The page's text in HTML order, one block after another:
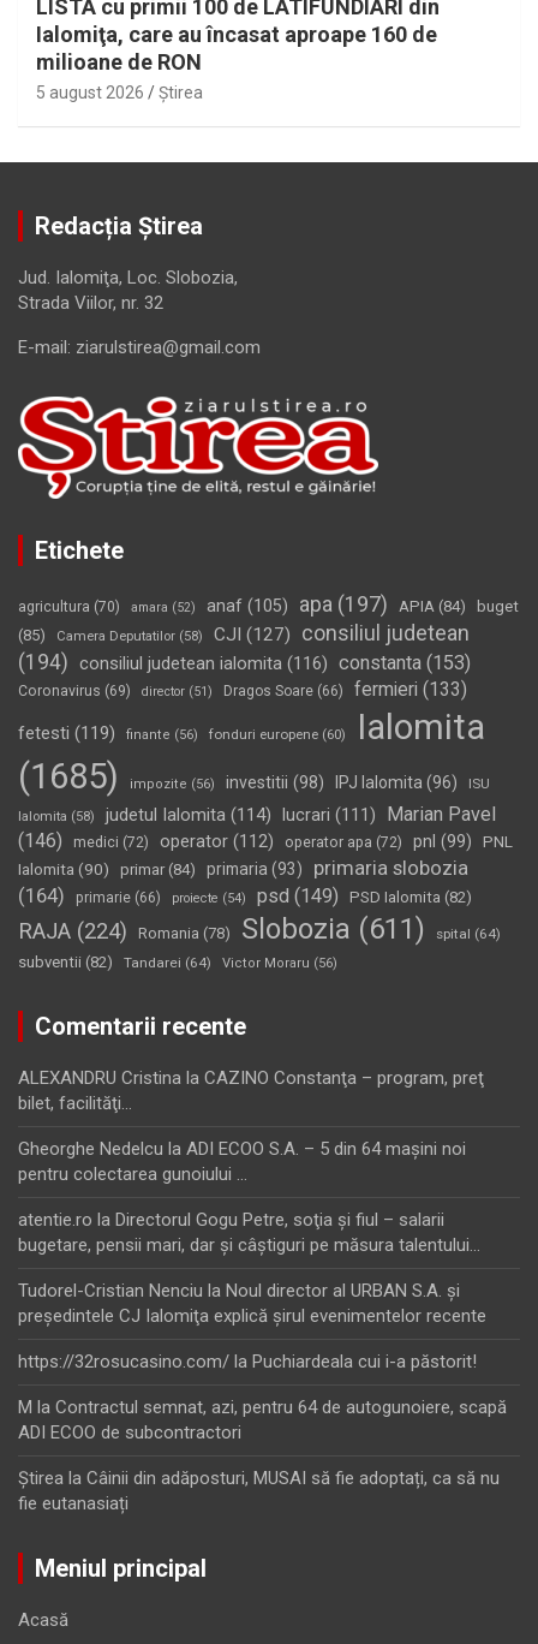
LISTA cu primii 100 de LATIFUNDIARI din
Ialomiţa, care au încasat aproape 160 de
milioane de RON
5 august 2026 Ştirea
Redacția Știrea
Jud. Ialomiţa, Loc. Slobozia,
Strada Viilor, nr. 32
E-mail: ziarulstirea@gmail.com
Etichete
agricultura (70) amara (52) anaf (105) apa (197) APIA (84)
buget
(85)
Camera Deputatilor (58) CJI (127)
consiliul judetean
(194) consiliul judetean ialomita (116) constanta (153)
Coronavirus (69) director (51) Dragos Soare (66) fermieri (133)
fetesti (119) finante (56) fonduri europene (60)
Ialomita
(1685)
impozite (56) investitii (98) IPJ Ialomita (96) ISU
Ialomita (58) judetul Ialomita (114) lucrari (111)
Marian Pavel
(146)
medici (72) operator (112) operator apa (72) pnl (99)
PNL
Ialomita (90) primar(84) primaria (93)
primaria slobozia
(164)
primarie (66) proiecte (54) psd (149) PSD Ialomita (82)
RAJA (224) Romania (78) Slobozia (611) spital (64)
subventii (82) Tandarei (64) Victor Moraru (56)
Comentarii recente
ALEXANDRU Cristina la CAZINO Constanţa – program, preţ
bilet, facilităţi…
Gheorghe Nedelcu la ADI ECOO S.A. – 5 din 64 maşini noi
pentru colectarea gunoiului …
atentie.ro la Directorul Gogu Petre, soţia şi fiul – salarii
bugetare, pensii mari, dar şi câştiguri pe măsura talentului…
Tudorel-Cristian Nenciu la Noul director al URBAN S.A. şi
preşedintele CJ Ialomiţa explică şirul evenimentelor recente
https://32rosucasino.com/ la Puchiardeala cui i-a păstorit!
M la Contractul semnat, azi, pentru 64 de autogunoiere, scapă
ADI ECOO de subcontractori
Ştirea la Câinii din adăposturi, MUSAI să fie adoptați, ca să nu
fie eutanasiați
Meniul principal
Acasă